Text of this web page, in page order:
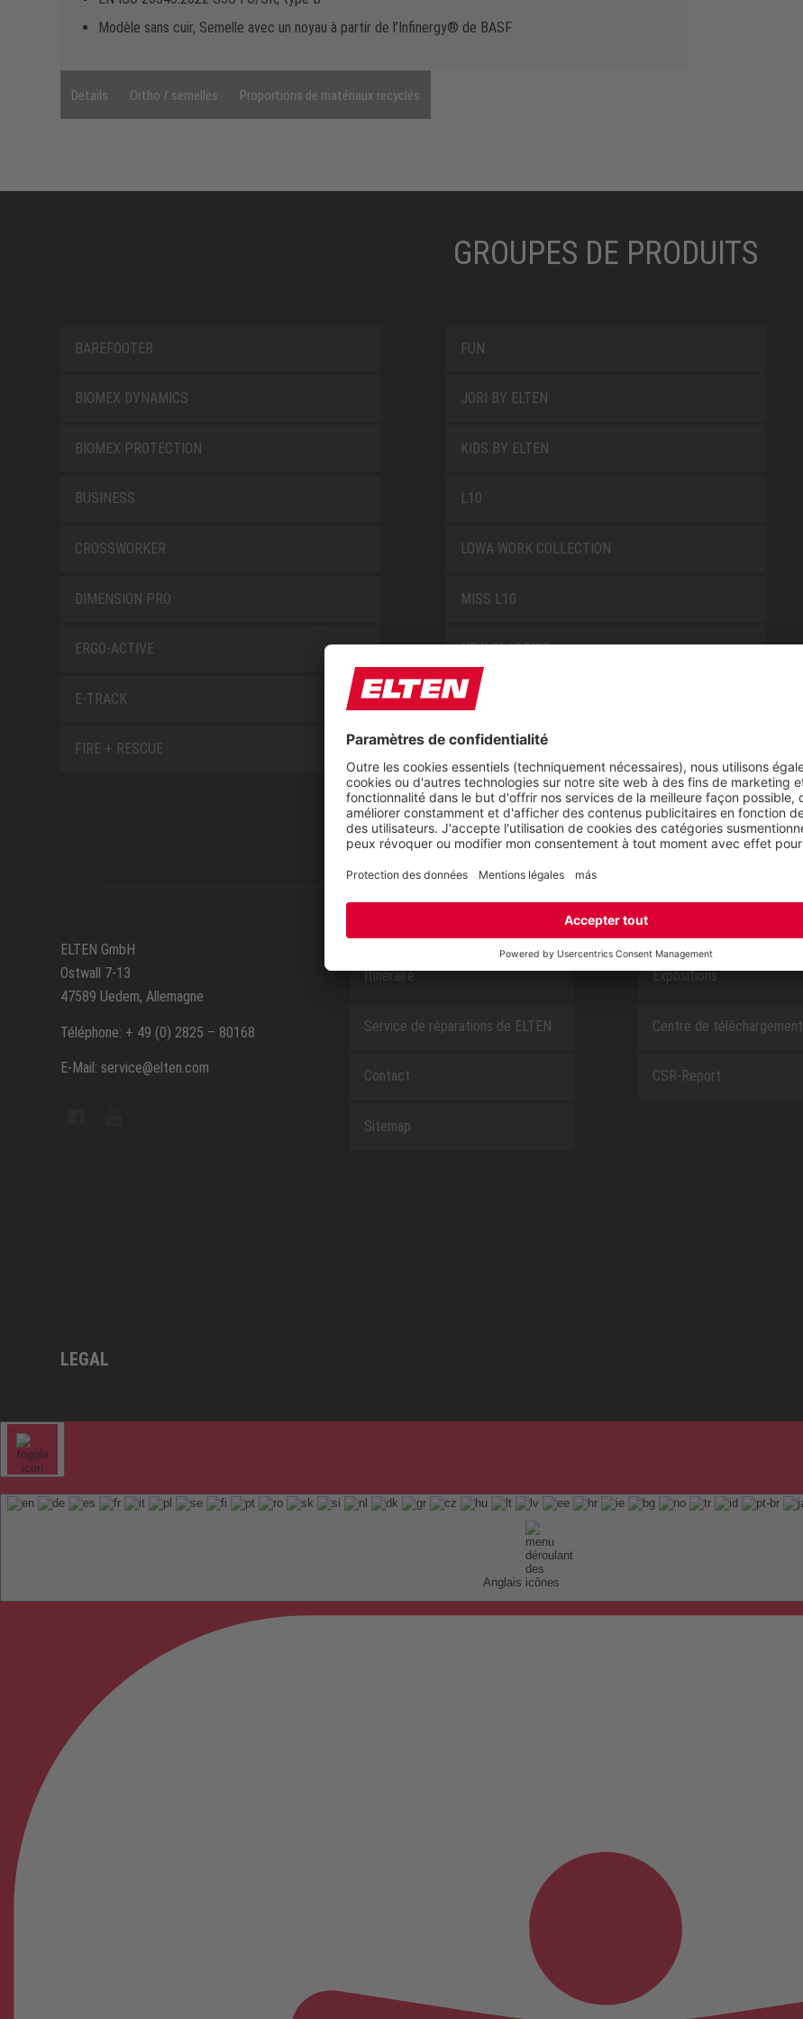
Modèle sans cuir, Semelle avec un noyau à partir de l’Infinergy® de BASF
Details Ortho / semelles Proportions de matériaux recyclés
GROUPES DE PRODUITS
BAREFOOTER
BIOMEX DYNAMICS
BIOMEX PROTECTION
BUSINESS
CROSSWORKER
DIMENSION PRO
ERGO-ACTIVE
E-TRACK
FIRE + RESCUE
FUN
JORI BY ELTEN
KIDS BY ELTEN
L10
LOWA WORK COLLECTION
MISS L10
NEW CLASSICS
NOVA
RETRO
SAFEGUARD
ELTEN GmbH
Ostwall 7-13
47589 Uedem, Allemagne
Téléphone: + 49 (0) 2825 – 80168
E-Mail: service@elten.com
SERVICE
Itinéraire
Service de réparations de ELTEN
Contact
Sitemap
À PROPOS DE NOUS
Expositions
Centre de téléchargement
CSR-Report
LEGAL
Anglais